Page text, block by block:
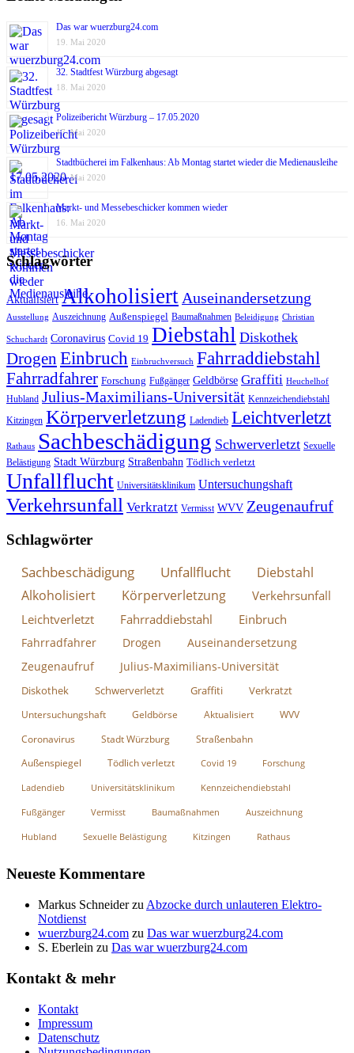
Das war wuerzburg24.com
19. Mai 2020
32. Stadtfest Würzburg abgesagt
18. Mai 2020
Polizeibericht Würzburg – 17.05.2020
17. Mai 2020
Stadtbücherei im Falkenhaus: Ab Montag startet wieder die Medienausleihe
17. Mai 2020
Markt- und Messebeschicker kommen wieder
16. Mai 2020
Schlagwörter
Aktualisiert Alkoholisiert Auseinandersetzung
Ausstellung Auszeichnung Außenspiegel Baumaßnahmen Beleidigung Christian
Schuchardt Coronavirus Covid 19 Diebstahl Diskothek
Drogen Einbruch Einbruchversuch Fahrraddiebstahl
Fahrradfahrer Forschung Fußgänger Geldbörse Graffiti Heuchelhof
Hubland Julius-Maximilians-Universität Kennzeichendiebstahl
Kitzingen Körperverletzung Ladendieb Leichtverletzt
Rathaus Sachbeschädigung Schwerverletzt Sexuelle
Belästigung Stadt Würzburg Straßenbahn Tödlich verletzt
Unfallflucht Universitätsklinikum Untersuchungshaft
Verkehrsunfall Verkratzt Vermisst WVV Zeugenaufruf
Schlagwörter
Sachbeschädigung Unfallflucht
Diebstahl
Alkoholisiert
Körperverletzung Verkehrsunfall
Leichtverletzt Fahrraddiebstahl Einbruch
Fahrradfahrer Drogen
Auseinandersetzung
Zeugenaufruf
Julius-Maximilians-Universität
Diskothek Schwerverletzt Graffiti Verkratzt
Untersuchungshaft Geldbörse Aktualisiert
WVV
Coronavirus
Stadt Würzburg Straßenbahn
Außenspiegel Tödlich verletzt Covid 19 Forschung
Ladendieb Universitätsklinikum Kennzeichendiebstahl
Fußgänger Vermisst Baumaßnahmen Auszeichnung
Hubland Sexuelle Belästigung Kitzingen Rathaus
Neueste Kommentare
Markus Schneiderzu Abzocke durch unlauteren Elektro-
Notdienst
wuerzburg24.com zu Das war wuerzburg24.com
S. Eberlein zu Das war wuerzburg24.com
Kontakt & mehr
Kontakt
Impressum
Datenschutz